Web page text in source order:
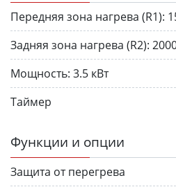
Передняя зона нагрева (R1):
Задняя зона нагрева (R2):
Мощность: 3.5 кВт
Таймер
Функции и опции
Защита от перегрева